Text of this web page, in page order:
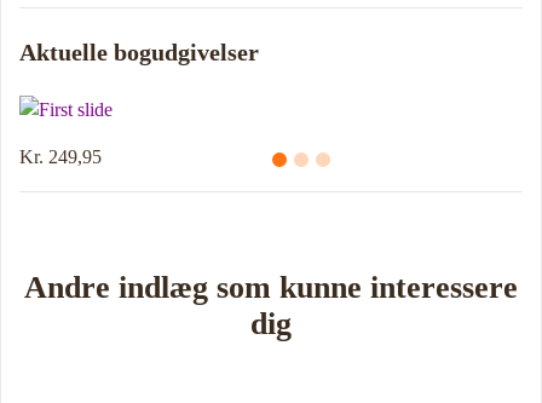
Aktuelle bogudgivelser
Kr. 249,95
Andre indlæg som kunne interessere
dig